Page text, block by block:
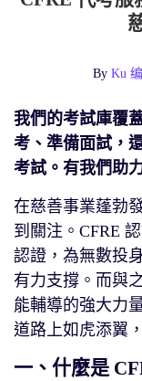
By Ku
我們的考試庫覆
考、準備面試，
考試。有我們助
在慈善事業蓬勃
到關注。CFRE
認證，為無數投
有力支撐。而與
能輔導的強大力
道路上如虎添翼
一、什麼是